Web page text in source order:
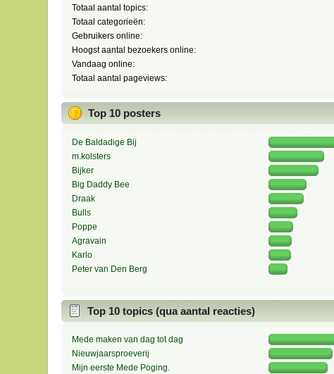
Totaal aantal topics:
Totaal categorieën:
Gebruikers online:
Hoogst aantal bezoekers online:
Vandaag online:
Totaal aantal pageviews:
Top 10 posters
De Baldadige Bij
m.kolsters
Bijker
Big Daddy Bee
Draak
Bulls
Poppe
Agravain
Karlo
Peter van Den Berg
Top 10 topics (qua aantal reacties)
Mede maken van dag tot dag
Nieuwjaarsproeverij
Mijn eerste Mede Poging.